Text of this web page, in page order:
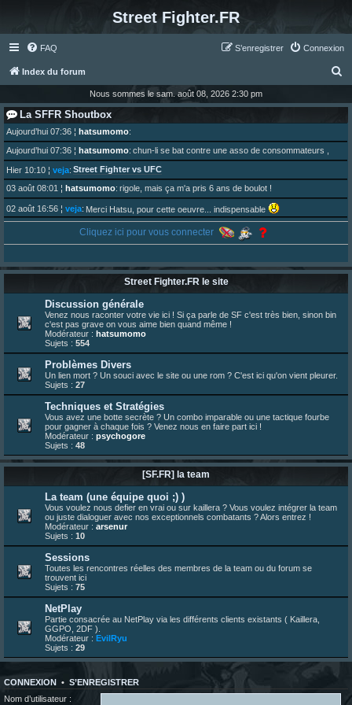
Street Fighter.FR
FAQ Connexion
S’enregistrer
Index du forum
c
e
Nous sommes le sam. août 08, 2026 2:30 pm
La SFFR Shoutbox
Aujourd’hui 07:36 ¦ hatsumomo:
Aujourd’hui 07:36 ¦ hatsumomo: chun-li se bat contre une asso de consommateurs ,
Hier 10:10 ¦ veja: Street Fighter vs UFC
03 août 08:01 ¦ hatsumomo: rigole, mais ça m'a pris 6 ans de boulot !
02 août 16:56 ¦ veja: Merci Hatsu, pour cette oeuvre... indispensable
Vous y trouverez du sesque, de l'humour, du sesque, des combats et plein de lore SF !
01 août 08:08¦hatsumomo:
Aujourd'hui, c'est le yaoi day. Pour la peine je reposte ma dernière fic.
30 juil. 07:22¦hatsumomo:
Un futur indispensable :https://x.com/preterniadotcom/status/20 ... 8820352079
26 juil. 22:09¦hatsumomo:bio de Alex en ligne les gens !
13 juil. 09:53¦hatsumomo
bonjour les amis, je viens de poster ma 1e review de figurine !
23 juin 10:36¦indy:une très chouette SFFR shoutbox !
23 juin 07:30¦hatsumomo:nouvelle trad caniculaire les amis !
23 juin 07:26¦hatsumomo:shoutbox réinitialisée
22 juin 12:27¦indy: Yo !
22 juin 08:49¦veja:Yo
Cliquez ici pour vous connecter
Street Fighter.FR le site
Discussion générale
Venez nous raconter votre vie ici ! Si ça parle de SF c'est très bien, sinon bin
c'est pas grave on vous aime bien quand même !
Modérateur : hatsumomo
Sujets : 554
Problèmes Divers
Un lien mort ? Un souci avec le site ou une rom ? C'est ici qu'on vient pleurer.
Sujets : 27
Techniques et Stratégies
Vous avez une botte secrète ? Un combo imparable ou une tactique fourbe
pour gagner à chaque fois ? Venez nous en faire part ici !
Modérateur : psychogore
Sujets : 48
[SF.FR] la team
La team (une équipe quoi ;) )
Vous voulez nous defier en vrai ou sur kaillera ? Vous voulez intégrer la team
ou juste dialoguer avec nos exceptionnels combatants ? Alors entrez !
Modérateur : arsenur
Sujets : 10
Sessions
Toutes les rencontres réelles des membres de la team ou du forum se
trouvent ici
Sujets : 75
NetPlay
Partie consacrée au NetPlay via les différents clients existants ( Kaillera,
GGPO, 2DF ).
Modérateur : EvilRyu
Sujets : 29
CONNEXION • S’ENREGISTRER
Nom d’utilisateur :